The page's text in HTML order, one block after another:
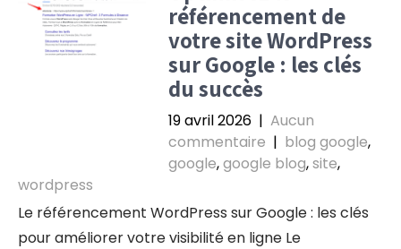
référencement de
votre site WordPress
sur Google : les clés
du succès
19 avril 2026 | Aucun
commentaire | blog google,
google,google blog,site,
wordpress
Le référencement WordPress sur Google : les clés
pour améliorer votre visibilité en ligne Le